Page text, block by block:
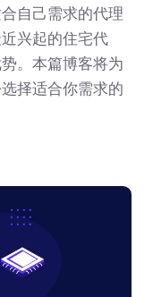
自己需求的代理
兴起的住宅代
。本篇博客将为
择适合你需求的